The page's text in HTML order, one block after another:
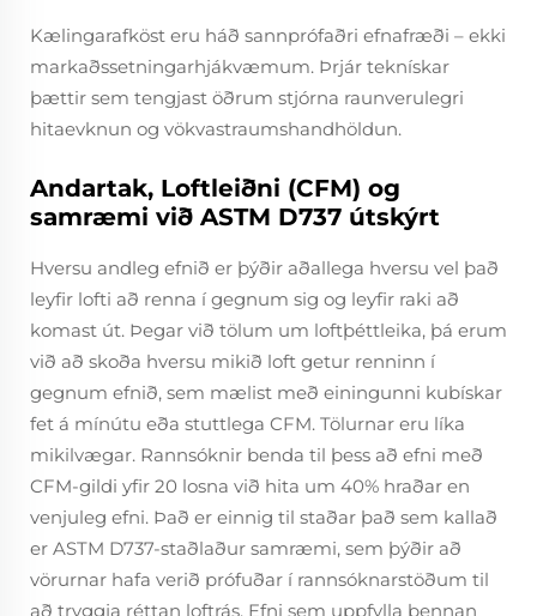
Kælingarafköst eru háð sannprófaðri efnafræði – ekki
markaðssetningarhjákvæmum. Þrjár teknískar
þættir sem tengjast öðrum stjórna raunverulegri
hitaevknun og vökvastraumshandhöldun.
Andartak, Loftleiðni (CFM) og
samræmi við ASTM D737 útskýrt
Hversu andleg efnið er þýðir aðallega hversu vel það
leyfir lofti að renna í gegnum sig og leyfir raki að
komast út. Þegar við tölum um loftþéttleika, þá erum
við að skoða hversu mikið loft getur renninn í
gegnum efnið, sem mælist með einingunni kubískar
fet á mínútu eða stuttlega CFM. Tölurnar eru líka
mikilvægar. Rannsóknir benda til þess að efni með
CFM-gildi yfir 20 losna við hita um 40% hraðar en
venjuleg efni. Það er einnig til staðar það sem kallað
er ASTM D737-staðlaður samræmi, sem þýðir að
vörurnar hafa verið prófuðar í rannsóknarstöðum til
að tryggja réttan loftrás. Efni sem uppfylla þennan